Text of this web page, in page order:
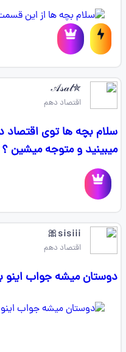
✯𝒜𝓈𝒶𝓁
اقتصاد دهم
سلام بچه ها توی اقتصاد
میبینید و متوجه میشین ؟
sisiii🎀
اقتصاد دهم
دوستان میشه جواب اینو